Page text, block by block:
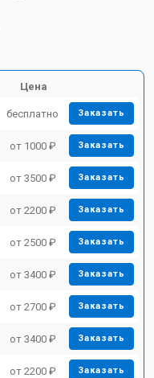
Цена
бесплатно Заказать
от 1000 ₽ Заказать
от 3500 ₽ Заказать
от 2200 ₽ Заказать
от 2500 ₽ Заказать
от 3400 ₽ Заказать
от 2700 ₽ Заказать
от 3400 ₽ Заказать
от 2200 ₽ Заказать